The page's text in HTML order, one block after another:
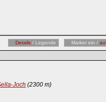
Details / Legende Marker ein /
Joch (2300 m)